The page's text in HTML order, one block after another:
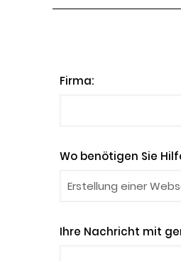
Firma:
Wo benötigen Sie
Ihre Nachricht mit